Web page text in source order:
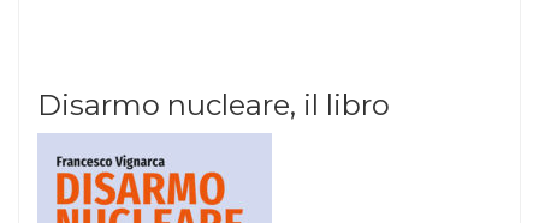
Disarmo nucleare, il libro